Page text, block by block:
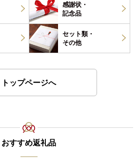
感謝状・
記念品
セット類・
その他
トップページへ
おすすめ返礼品